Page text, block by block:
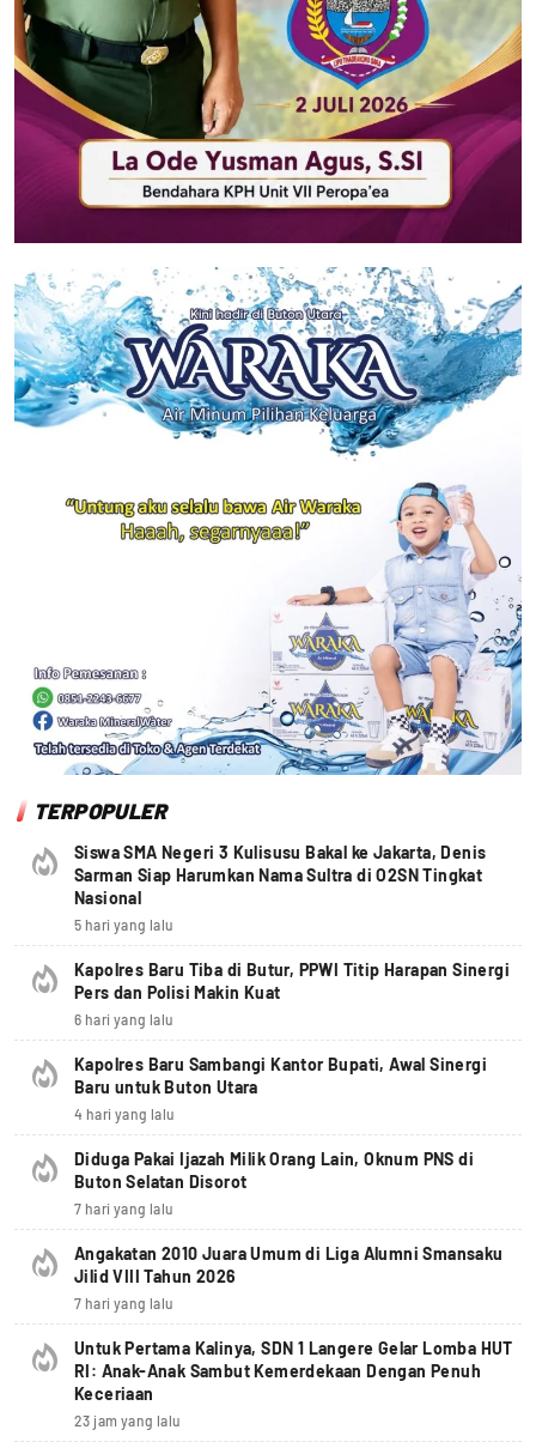
TERPOPULER
Siswa SMA Negeri 3 Kulisusu Bakal ke Jakarta, Denis
Sarman Siap Harumkan Nama Sultra di O2SN Tingkat
Nasional
5 hari yang lalu
Kapolres Baru Tiba di Butur, PPWI Titip Harapan Sinergi
Pers dan Polisi Makin Kuat
6 hari yang lalu
Kapolres Baru Sambangi Kantor Bupati, Awal Sinergi
Baru untuk Buton Utara
4 hari yang lalu
Diduga Pakai Ijazah Milik Orang Lain, Oknum PNS di
Buton Selatan Disorot
7 hari yang lalu
Angakatan 2010 Juara Umum di Liga Alumni Smansaku
Jilid VIII Tahun 2026
7 hari yang lalu
Untuk Pertama Kalinya, SDN 1 Langere Gelar Lomba HUT
RI: Anak-Anak Sambut Kemerdekaan Dengan Penuh
Keceriaan
23 jam yang lalu